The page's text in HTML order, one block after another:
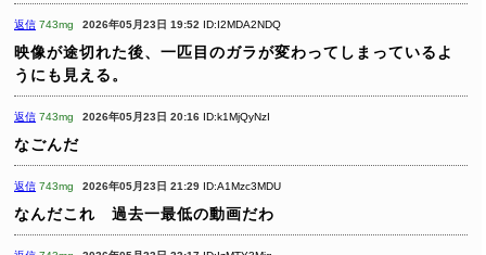
返信 743mg 2026年05月23日 19:52 ID:I2MDA2NDQ
映像が途切れた後、一匹目のガラが変わってしまっているよ
うにも見える。
返信 743mg 2026年05月23日 20:16 ID:k1MjQyNzI
なごんだ
返信 743mg 2026年05月23日 21:29 ID:A1Mzc3MDU
なんだこれ 過去一最低の動画だわ